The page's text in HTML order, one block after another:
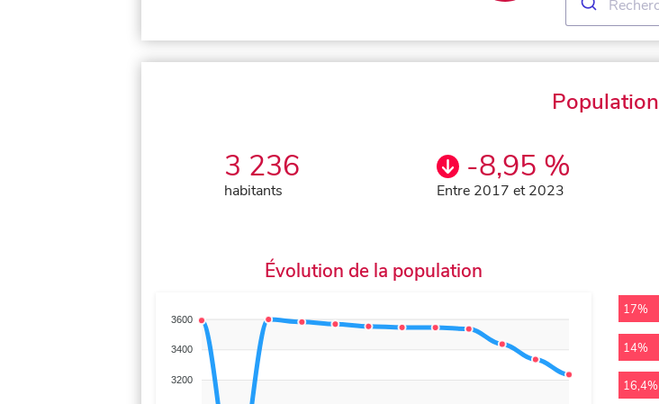
Population
3 236
habitants
-8,95 %
Entre 2017 et 2023
Évolution de la population
3600
3400
3200
17%
14%
16,4%